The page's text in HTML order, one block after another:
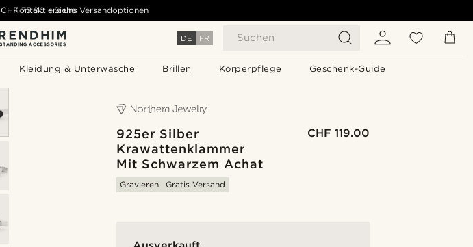
DE FR Suchen
Kleidung & Unterwäsche Brillen Körperpflege Geschenk-Guide
CHF 75.00 - Siehe Versandoptionen
Kontaktiere uns
925er Silber
Krawattenklammer
Mit Schwarzem Achat
CHF 119.00
Gravieren Gratis Versand